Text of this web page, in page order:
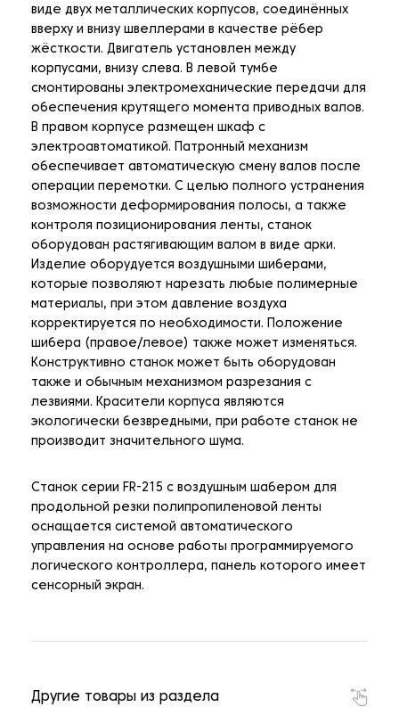
виде двух металлических корпусов, соединённых
вверху и внизу швеллерами в качестве рёбер
жёсткости. Двигатель установлен между
корпусами, внизу слева. В левой тумбе
смонтированы электромеханические передачи для
обеспечения крутящего момента приводных валов.
В правом корпусе размещен шкаф с
электроавтоматикой. Патронный механизм
обеспечивает автоматическую смену валов после
операции перемотки. С целью полного устранения
возможности деформирования полосы, а также
контроля позиционирования ленты, станок
оборудован растягивающим валом в виде арки.
Изделие оборудуется воздушными шиберами,
которые позволяют нарезать любые полимерные
материалы, при этом давление воздуха
корректируется по необходимости. Положение
шибера (правое/левое) также может изменяться.
Конструктивно станок может быть оборудован
также и обычным механизмом разрезания с
лезвиями. Красители корпуса являются
экологически безвредными, при работе станок не
производит значительного шума.
Станок серии FR-215 с воздушным шабером для
продольной резки полипропиленовой ленты
оснащается системой автоматического
управления на основе работы программируемого
логического контроллера, панель которого имеет
сенсорный экран.
Другие товары из раздела